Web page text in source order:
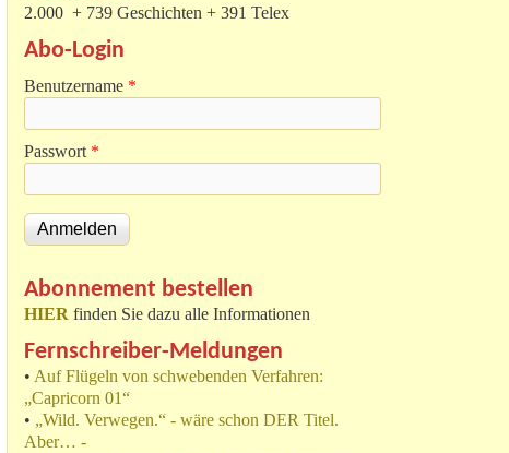
2.000 + 739 Geschichten + 391 Telex
Abo-Login
Benutzername *
Passwort *
Abonnement bestellen
HIER finden Sie dazu alle Informationen
Fernschreiber-Meldungen
• Auf Flügeln von schwebenden Verfahren:
„Capricorn 01“
• „Wild. Verwegen.“ - wäre schon DER Titel.
Aber… -